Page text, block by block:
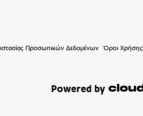
Προσωπικών Δεδομένων Όροι Χρήσης
Powered by